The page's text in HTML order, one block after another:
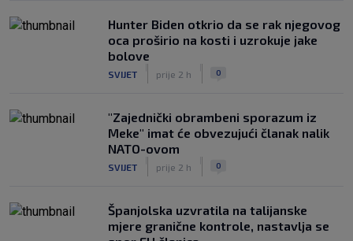
Hunter Biden otkrio da se rak njegovog
oca proširio na kosti i uzrokuje jake
bolove
SVIJET prije 2 h 0
"Zajednički obrambeni sporazum iz
Meke" imat će obvezujući članak nalik
NATO-ovom
SVIJET prije 2 h 0
Španjolska uzvratila na talijanske
mjere granične kontrole, nastavlja se